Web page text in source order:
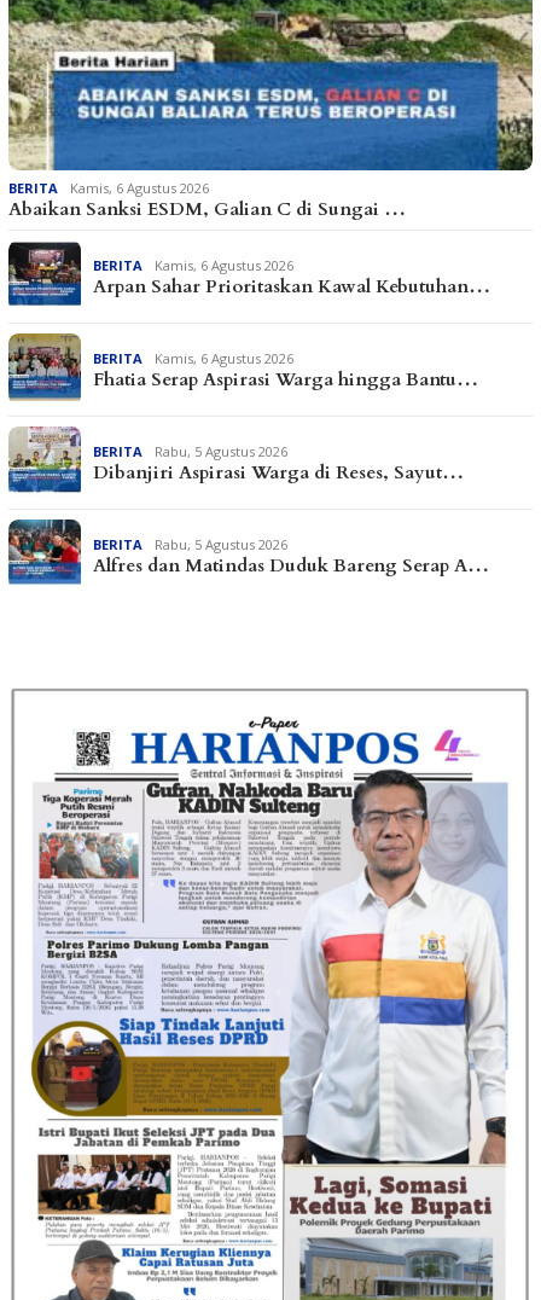
BERITA Kamis, 6 Agustus 2026
Abaikan Sanksi ESDM, Galian C di Sungai …
BERITA Kamis, 6 Agustus 2026
Arpan Sahar Prioritaskan Kawal Kebutuhan…
BERITA Kamis, 6 Agustus 2026
Fhatia Serap Aspirasi Warga hingga Bantu…
BERITA Rabu, 5 Agustus 2026
Dibanjiri Aspirasi Warga di Reses, Sayut…
BERITA Rabu, 5 Agustus 2026
Alfres dan Matindas Duduk Bareng Serap A…